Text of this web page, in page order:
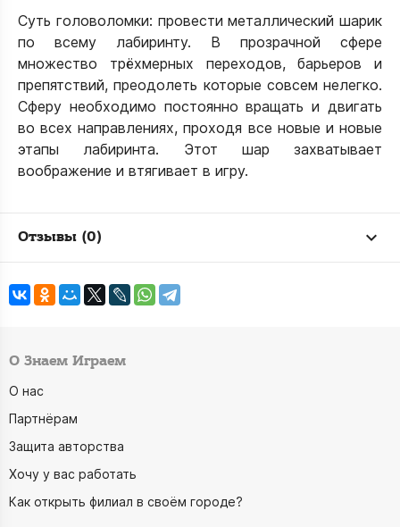
Суть головоломки: провести металлический шарик
по всему лабиринту. В прозрачной сфере
множество трёхмерных переходов, барьеров и
препятствий, преодолеть которые совсем нелегко.
Сферу необходимо постоянно вращать и двигать
во всех направлениях, проходя все новые и новые
этапы лабиринта. Этот шар захватывает
воображение и втягивает в игру.
Отзывы (0)
О Знаем Играем
О нас
Партнёрам
Защита авторства
Хочу у вас работать
Как открыть филиал в своём городе?